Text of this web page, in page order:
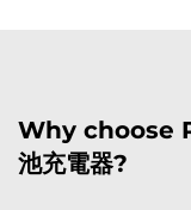
Why choose
池充電器?